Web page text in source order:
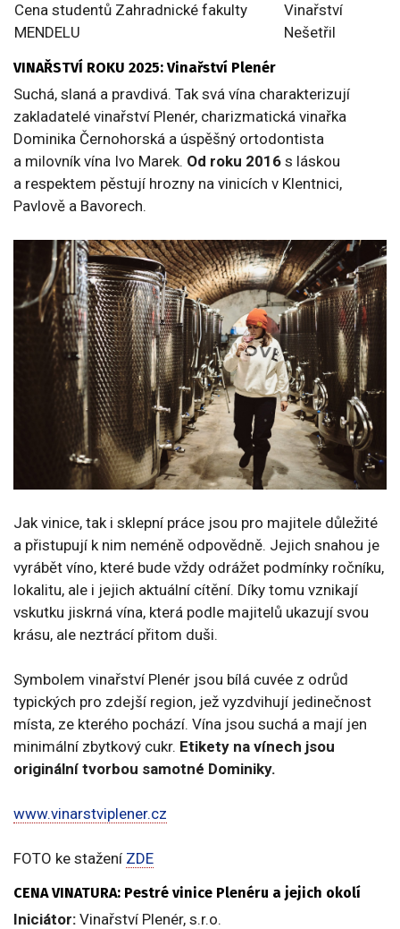
Cena studentů Zahradnické fakulty
MENDELU
Vinařství
Nešetřil
VINAŘSTVÍ ROKU 2025: Vinařství Plenér
Suchá, slaná a pravdivá. Tak svá vína charakterizují
zakladatelé vinařství Plenér, charizmatická vinařka
Dominika Černohorská a úspěšný ortodontista
a milovník vína Ivo Marek. Od roku 2016 s láskou
a respektem pěstují hrozny na vinicích v Klentnici,
Pavlově a Bavorech.
Jak vinice, tak i sklepní práce jsou pro majitele důležité
a přistupují k nim neméně odpovědně. Jejich snahou je
vyrábět víno, které bude vždy odrážet podmínky ročníku,
lokalitu, ale i jejich aktuální cítění. Díky tomu vznikají
vskutku jiskrná vína, která podle majitelů ukazují svou
krásu, ale neztrácí přitom duši.
Symbolem vinařství Plenér jsou bílá cuvée z odrůd
typických pro zdejší region, jež vyzdvihují jedinečnost
místa, ze kterého pochází. Vína jsou suchá a mají jen
minimální zbytkový cukr. Etikety na vínech jsou
originální tvorbou samotné Dominiky.
www.vinarstviplener.cz
FOTO ke stažení ZDE
CENA VINATURA: Pestré vinice Plenéru a jejich okolí
Iniciátor: Vinařství Plenér, s.r.o.